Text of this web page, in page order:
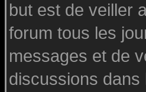
but est de veiller
forum tous les
messages et de
discussions dans